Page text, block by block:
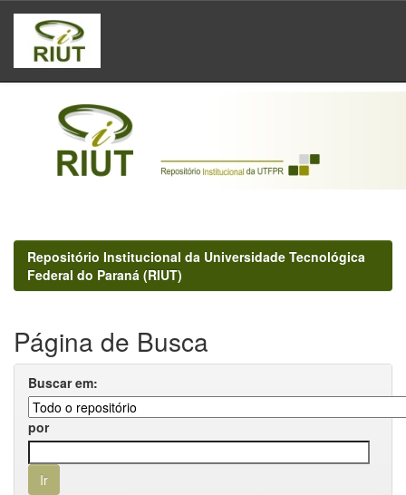
Skip
navigation
Repositório Institucional da Universidade Tecnológica
Federal do Paraná (RIUT)
Página de Busca
Buscar em:
por